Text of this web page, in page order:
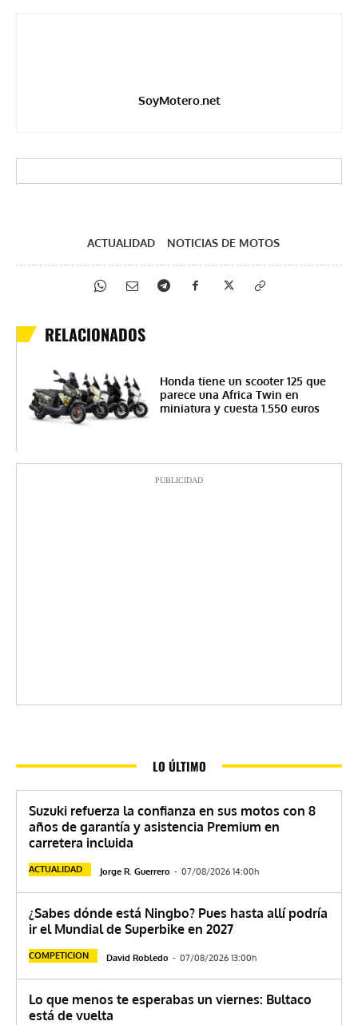
SoyMotero.net
ACTUALIDAD NOTICIAS DE MOTOS
RELACIONADOS
Honda tiene un scooter 125 que
parece una Africa Twin en
miniatura y cuesta 1.550 euros
PUBLICIDAD
LO ÚLTIMO
Suzuki refuerza la confianza en sus motos con 8
años de garantía y asistencia Premium en
carretera incluida
ACTUALIDAD Jorge R. Guerrero - 07/08/2026 14:00h
¿Sabes dónde está Ningbo? Pues hasta allí podría
ir el Mundial de Superbike en 2027
COMPETICION David Robledo - 07/08/2026 13:00h
Lo que menos te esperabas un viernes: Bultaco
está de vuelta